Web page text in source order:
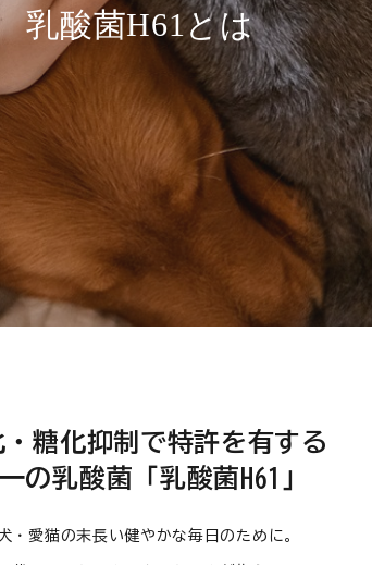
乳酸菌H61とは
・糖化抑制で特許を有する
の乳酸菌「乳酸菌H61」
・愛猫の末長い健やかな毎日のために。